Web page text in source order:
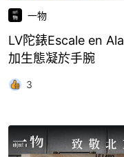
一物
LV陀錶Escale en
加生態凝於手腕
3